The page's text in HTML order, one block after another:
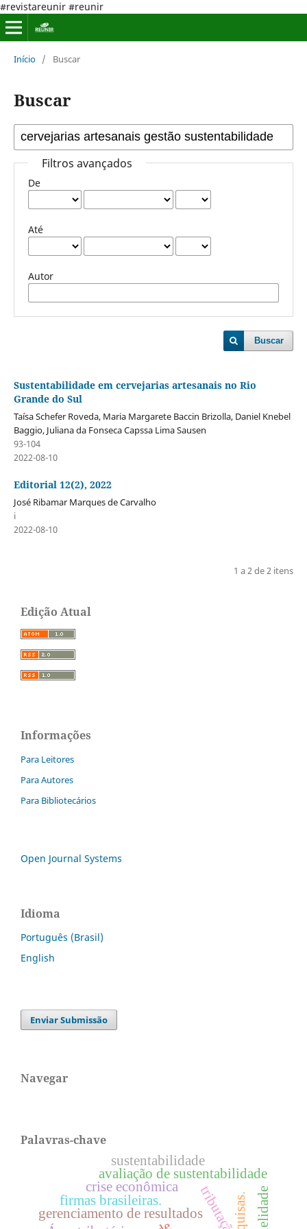
#revistareunir #reunir
Início / Buscar
Buscar
Filtros avançados
De
Até
Autor
Buscar
Sustentabilidade em cervejarias artesanais no Rio
Grande do Sul
Taísa Schefer Roveda, Maria Margarete Baccin Brizolla, Daniel Knebel
Baggio, Juliana da Fonseca Capssa Lima Sausen
93-104
2022-08-10
Editorial 12(2), 2022
José Ribamar Marques de Carvalho
i
2022-08-10
1 a 2 de 2 itens
Edição Atual
Informações
Para Leitores
Para Autores
Para Bibliotecários
Open Journal Systems
Idioma
Português (Brasil)
English
Enviar Submissão
Navegar
Palavras-chave
tributação
gerenciamento de resultados
firmas brasileiras.
avaliação de sustentabilidade
crise econômica
sustentabilidade